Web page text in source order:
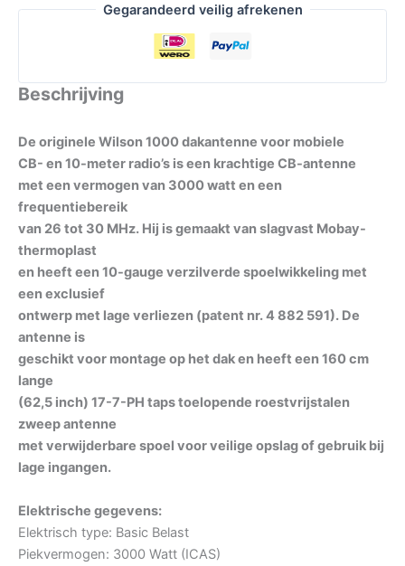
Gegarandeerd veilig afrekenen
Beschrijving
De originele Wilson 1000 dakantenne voor mobiele
CB- en 10-meter radio’s is een krachtige CB-antenne
met een vermogen van 3000 watt en een
frequentiebereik
van 26 tot 30 MHz. Hij is gemaakt van slagvast Mobay-
thermoplast
en heeft een 10-gauge verzilverde spoelwikkeling met
een exclusief
ontwerp met lage verliezen (patent nr. 4 882 591). De
antenne is
geschikt voor montage op het dak en heeft een 160 cm
lange
(62,5 inch) 17-7-PH taps toelopende roestvrijstalen
zweep antenne
met verwijderbare spoel voor veilige opslag of gebruik bij
lage ingangen.
Elektrische gegevens:
Elektrisch type: Basic Belast
Piekvermogen: 3000 Watt (ICAS)